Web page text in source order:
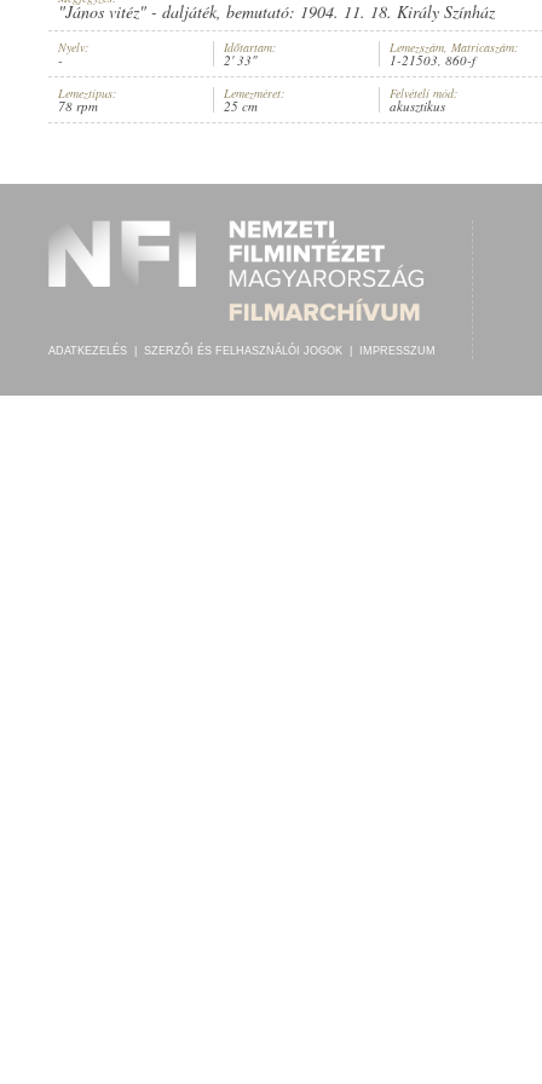
ELŐADÓ: MAGY. KIR. I. HONVÉD KERÜLETI ZENEKAR, VEZÉNYEL:BACHÓ
"János vitéz" - daljáték, bemutató: 1904. 11. 18. Király Színház
Nyelv:
-
Időtartam:
2' 33"
Lemezszám, Matricaszám:
1-21503, 860-f
Lemeztípus:
78 rpm
Lemezméret:
25 cm
Felvételi mód:
akusztikus
ADATKEZELÉS SZERZŐI ÉS FELHASZNÁLÓI JOGOK IMPRESSZUM